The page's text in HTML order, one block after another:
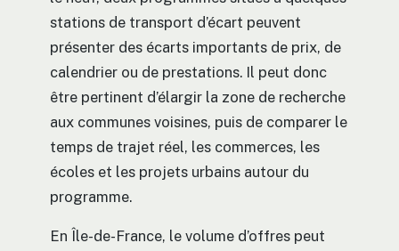
stations de transport d’écart peuvent
présenter des écarts importants de prix, de
calendrier ou de prestations. Il peut donc
être pertinent d’élargir la zone de recherche
aux communes voisines, puis de comparer le
temps de trajet réel, les commerces, les
écoles et les projets urbains autour du
programme.
En Île-de-France, le volume d’offres peut